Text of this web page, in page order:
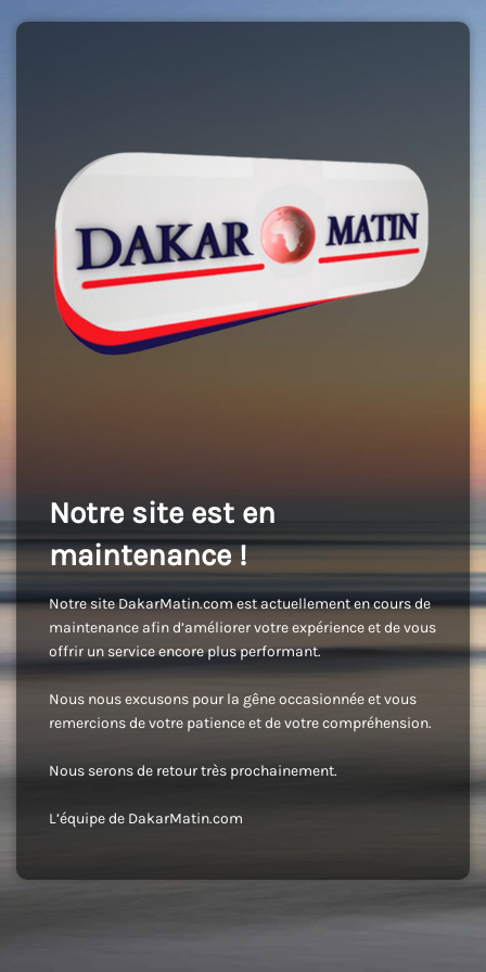
Notre site est en
maintenance !
Notre site DakarMatin.com est actuellement en cours de
maintenance afin d’améliorer votre expérience et de vous
offrir un service encore plus performant.
Nous nous excusons pour la gêne occasionnée et vous
remercions de votre patience et de votre compréhension.
Nous serons de retour très prochainement.
L’équipe de DakarMatin.com